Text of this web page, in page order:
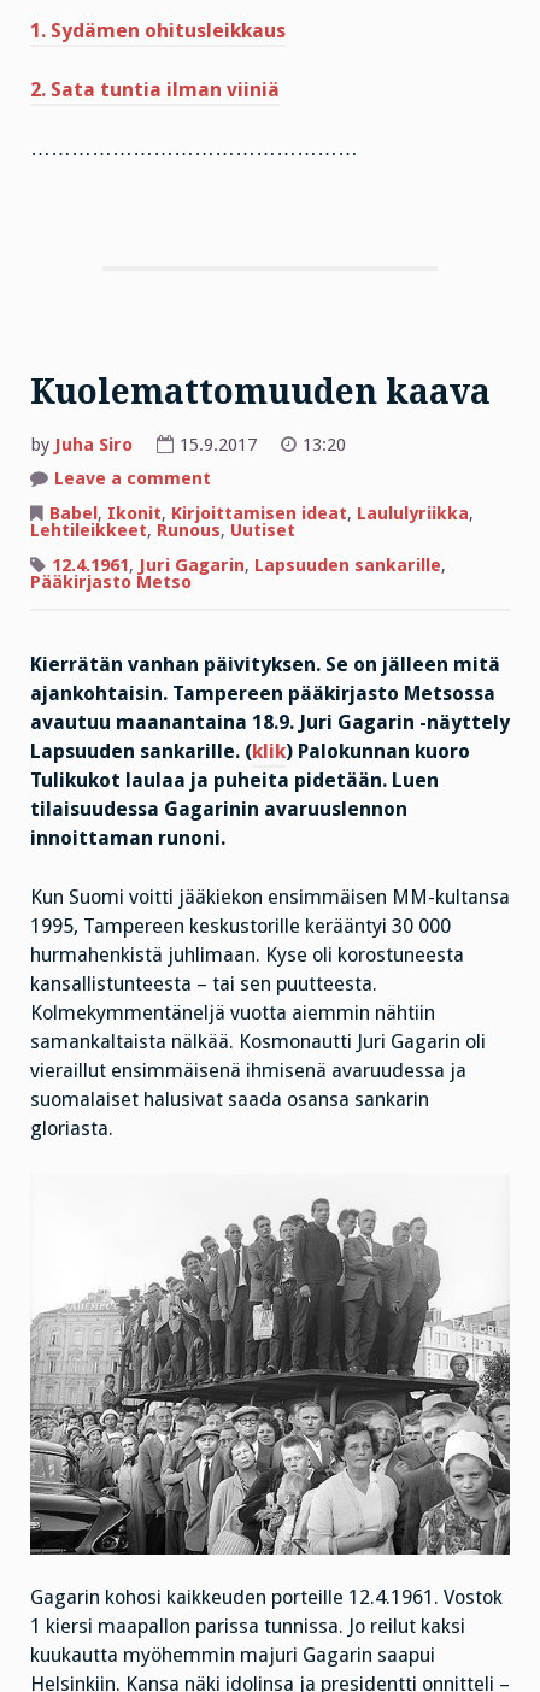
1. Sydämen ohitusleikkaus
2. Sata tuntia ilman viiniä
…………………………………………
Kuolemattomuuden kaava
by Juha Siro 15.9.2017
13:20
Leave a comment
kaava
Babel, Ikonit, Kirjoittamisen ideat, Laululyriikka,
Lehtileikkeet, Runous, Uutiset
12.4.1961, Juri Gagarin, Lapsuuden sankarille,
Pääkirjasto Metso
Kierrätän vanhan päivityksen. Se on jälleen mitä
ajankohtaisin. Tampereen pääkirjasto Metsossa
avautuu maanantaina 18.9. Juri Gagarin -näyttely
Lapsuuden sankarille. (klik) Palokunnan kuoro
Tulikukot laulaa ja puheita pidetään. Luen
tilaisuudessa Gagarinin avaruuslennon
innoittaman runoni.
Kun Suomi voitti jääkiekon ensimmäisen MM-kultansa
1995, Tampereen keskustorille kerääntyi 30 000
hurmahenkistä juhlimaan. Kyse oli korostuneesta
kansallistunteesta – tai sen puutteesta.
Kolmekymmentäneljä vuotta aiemmin nähtiin
samankaltaista nälkää. Kosmonautti Juri Gagarin oli
vieraillut ensimmäisenä ihmisenä avaruudessa ja
suomalaiset halusivat saada osansa sankarin
gloriasta.
Gagarin kohosi kaikkeuden porteille 12.4.1961. Vostok
1 kiersi maapallon parissa tunnissa. Jo reilut kaksi
kuukautta myöhemmin majuri Gagarin saapui
Helsinkiin. Kansa näki idolinsa ja presidentti onnitteli –